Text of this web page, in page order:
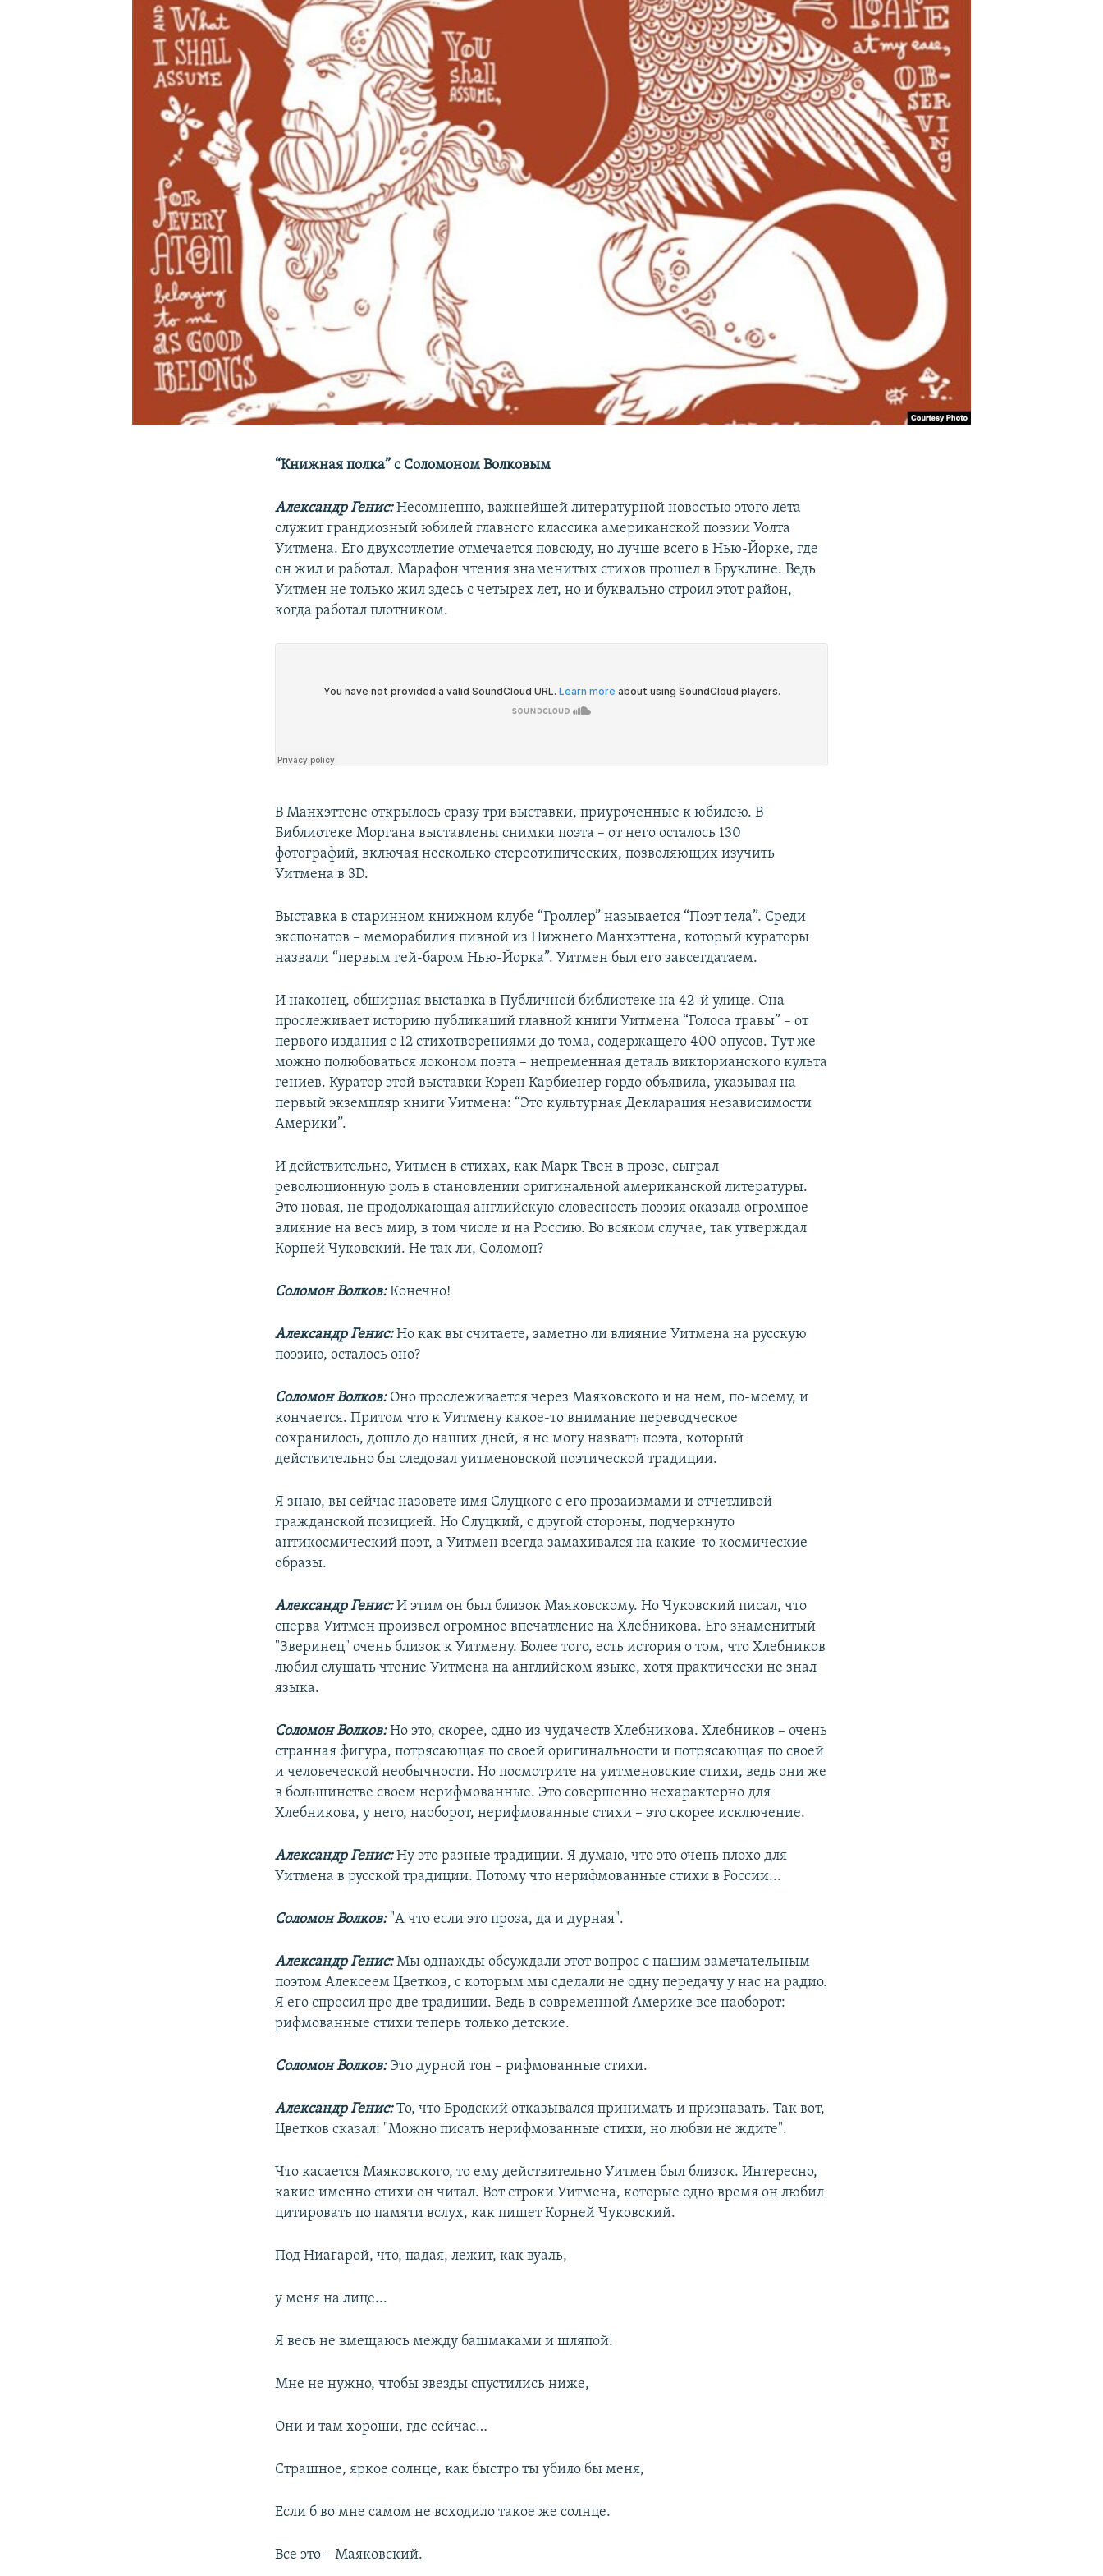
ПОДПИШИТЕСЬ НА РАССЫЛКУ
“Книжная полка” с Соломоном Волковым
Александр Генис:Несомненно, важнейшей литературной новостью этого лета
служит грандиозный юбилей главного классика американской поэзии Уолта
Уитмена. Его двухсотлетие отмечается повсюду, но лучше всего в Нью-Йорке, где
он жил и работал. Марафон чтения знаменитых стихов прошел в Бруклине. Ведь
Уитмен не только жил здесь с четырех лет, но и буквально строил этот район,
когда работал плотником.
В Манхэттене открылось сразу три выставки, приуроченные к юбилею. В
Библиотеке Моргана выставлены снимки поэта – от него осталось 130
фотографий, включая несколько стереотипических, позволяющих изучить
Уитмена в 3D.
Выставка в старинном книжном клубе “Гроллер” называется “Поэт тела”. Среди
экспонатов – меморабилия пивной из Нижнего Манхэттена, который кураторы
назвали “первым гей-баром Нью-Йорка”. Уитмен был его завсегдатаем.
И наконец, обширная выставка в Публичной библиотеке на 42-й улице. Она
прослеживает историю публикаций главной книги Уитмена “Голоса травы” – от
первого издания с 12 стихотворениями до тома, содержащего 400 опусов. Тут же
можно полюбоваться локоном поэта – непременная деталь викторианского культа
гениев. Куратор этой выставки Кэрен Карбиенер гордо объявила, указывая на
первый экземпляр книги Уитмена: “Это культурная Декларация независимости
Америки”.
И действительно, Уитмен в стихах, как Марк Твен в прозе, сыграл
революционную роль в становлении оригинальной американской литературы.
Это новая, не продолжающая английскую словесность поэзия оказала огромное
влияние на весь мир, в том числе и на Россию. Во всяком случае, так утверждал
Корней Чуковский. Не так ли, Соломон?
Соломон Волков:Конечно!
Александр Генис:Но как вы считаете, заметно ли влияние Уитмена на русскую
поэзию, осталось оно?
Соломон Волков: Оно прослеживается через Маяковского и на нем, по-моему, и
кончается. Притом что к Уитмену какое-то внимание переводческое
сохранилось, дошло до наших дней, я не могу назвать поэта, который
действительно бы следовал уитменовской поэтической традиции.
Я знаю, вы сейчас назовете имя Слуцкого с его прозаизмами и отчетливой
гражданской позицией. Но Слуцкий, с другой стороны, подчеркнуто
антикосмический поэт, а Уитмен всегда замахивался на какие-то космические
образы.
Александр Генис:И этим он был близок Маяковскому. Но Чуковский писал, что
сперва Уитмен произвел огромное впечатление на Хлебникова. Его знаменитый
"Зверинец" очень близок к Уитмену. Более того, есть история о том, что Хлебников
любил слушать чтение Уитмена на английском языке, хотя практически не знал
языка.
Соломон Волков:Но это, скорее, одно из чудачеств Хлебникова. Хлебников – очень
странная фигура, потрясающая по своей оригинальности и потрясающая по своей
и человеческой необычности. Но посмотрите на уитменовские стихи, ведь они же
в большинстве своем нерифмованные. Это совершенно нехарактерно для
Хлебникова, у него, наоборот, нерифмованные стихи – это скорее исключение.
Александр Генис:Ну это разные традиции. Я думаю, что это очень плохо для
Уитмена в русской традиции. Потому что нерифмованные стихи в России...
Соломон Волков:"А что если это проза, да и дурная".
Александр Генис:Мы однажды обсуждали этот вопрос с нашим замечательным
поэтом Алексеем Цветков, с которым мы сделали не одну передачу у нас на радио.
Я его спросил про две традиции. Ведь в современной Америке все наоборот:
рифмованные стихи теперь только детские.
Соломон Волков: Это дурной тон – рифмованные стихи.
Александр Генис:То, что Бродский отказывался принимать и признавать. Так вот,
Цветков сказал: "Можно писать нерифмованные стихи, но любви не ждите".
Что касается Маяковского, то ему действительно Уитмен был близок. Интересно,
какие именно стихи он читал. Вот строки Уитмена, которые одно время он любил
цитировать по памяти вслух, как пишет Корней Чуковский.
Под Ниагарой, что, падая, лежит, как вуаль,
у меня на лице...
Я весь не вмещаюсь между башмаками и шляпой.
Мне не нужно, чтобы звезды спустились ниже,
Они и там хороши, где сейчас…
Страшное, яркое солнце, как быстро ты убило бы меня,
Если б во мне самом не всходило такое же солнце.
Все это – Маяковский.